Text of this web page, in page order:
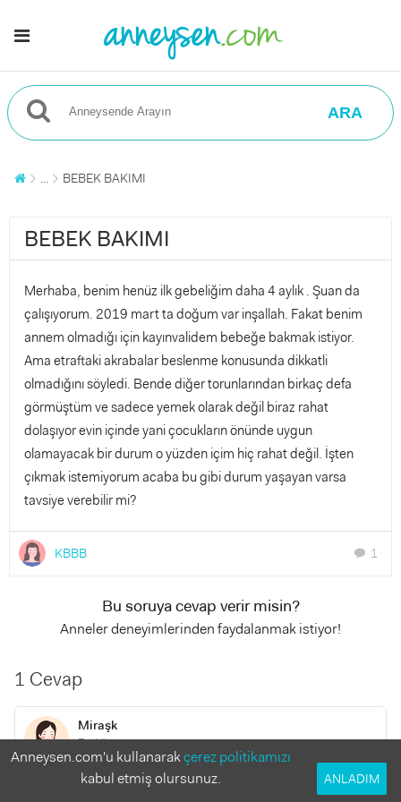
ARA
... BEBEK BAKIMI
BEBEK BAKIMI
Merhaba, benim henüz ilk gebeliğim daha 4 aylık . Şuan da
çalışıyorum. 2019 mart ta doğum var inşallah. Fakat benim
annem olmadığı için kayınvalidem bebeğe bakmak istiyor.
Ama etraftaki akrabalar beslenme konusunda dikkatli
olmadığını söyledi. Bende diğer torunlarından birkaç defa
görmüştüm ve sadece yemek olarak değil biraz rahat
dolaşıyor evin içinde yani çocukların önünde uygun
olamayacak bir durum o yüzden içim hiç rahat değil. İşten
çıkmak istemiyorum acaba bu gibi durum yaşayan varsa
tavsiye verebilir mi?
KBBB chat 1
Bu soruya cevap verir misin?
Anneler deneyimlerinden faydalanmak istiyor!
1 Cevap
Miraşk
7 yıl önce
Yaşamadım ama kaynanayla oturan bir gelin olarak
Anneysen.com'u kullanarakçerez politikamızı
kabul etmiş olursunuz.
ANLADIM